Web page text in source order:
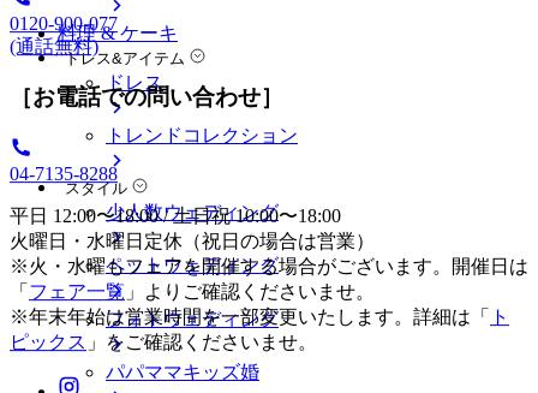
料理 & ケーキ
ドレス&アイテム
ドレス
トレンドコレクション
スタイル
少人数ウェディング
ペットウェディング
フォトウェディング
パパママキッズ婚
0120-900-077
(通話無料)
［お電話での問い合わせ］
04-7135-8288
平日 12:00〜18:00 / 土日祝 10:00〜18:00
火曜日・水曜日定休（祝日の場合は営業）
※火・水曜もフェアを開催する場合がございます。開催日は
「 フェア一覧 」よりご確認くださいませ。
※年末年始は営業時間を一部変更いたします。詳細は「
ト
ピックス 」をご確認くださいませ。